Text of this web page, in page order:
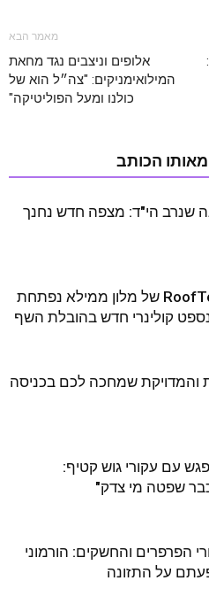
מאמר הבא
אלופים וניצבים נגד מחאת
המילואימניקים: "צה״ל הוא של
כולנו ומעל הפוליטיקה"
מאותו הכותב
שנרב הי"ד: מצפה חדש נחנך
מסעדת ה-RoofTop של מלון ממילא נפתחת
קולינרי חדש בהובלת השף
והמדויקת שמחכה לכם בכניסה
עם עקורי גוש קטיף:
שפטה מי צדק"
הפרפרים והחשקים: הורמוני
על התזונה